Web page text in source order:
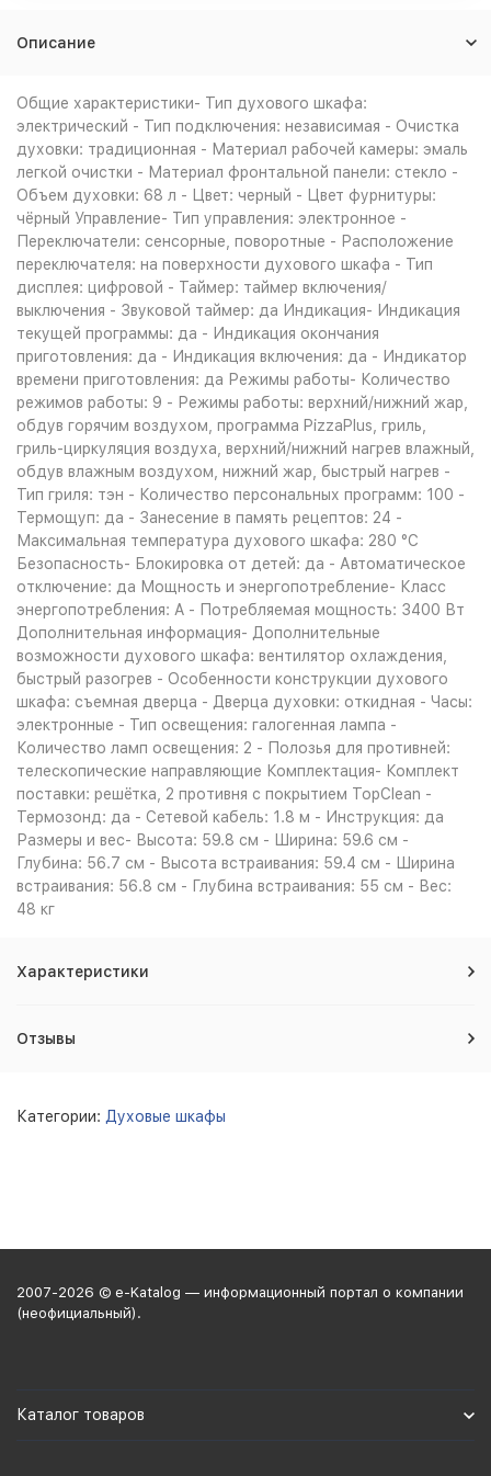
Описание
Общие характеристики- Тип духового шкафа:
электрический - Тип подключения: независимая - Очистка
духовки: традиционная - Материал рабочей камеры: эмаль
легкой очистки - Материал фронтальной панели: стекло -
Объем духовки: 68 л - Цвет: черный - Цвет фурнитуры:
чёрный Управление- Тип управления: электронное -
Переключатели: сенсорные, поворотные - Расположение
переключателя: на поверхности духового шкафа - Тип
дисплея: цифровой - Таймер: таймер включения/
выключения - Звуковой таймер: да Индикация- Индикация
текущей программы: да - Индикация окончания
приготовления: да - Индикация включения: да - Индикатор
времени приготовления: да Режимы работы- Количество
режимов работы: 9 - Режимы работы: верхний/нижний жар,
обдув горячим воздухом, программа PizzaPlus, гриль,
гриль-циркуляция воздуха, верхний/нижний нагрев влажный,
обдув влажным воздухом, нижний жар, быстрый нагрев -
Тип гриля: тэн - Количество персональных программ: 100 -
Термощуп: да - Занесение в память рецептов: 24 -
Максимальная температура духового шкафа: 280 °С
Безопасность- Блокировка от детей: да - Автоматическое
отключение: да Мощность и энергопотребление- Класс
энергопотребления: A - Потребляемая мощность: 3400 Вт
Дополнительная информация- Дополнительные
возможности духового шкафа: вентилятор охлаждения,
быстрый разогрев - Особенности конструкции духового
шкафа: съемная дверца - Дверца духовки: откидная - Часы:
электронные - Тип освещения: галогенная лампа -
Количество ламп освещения: 2 - Полозья для противней:
телескопические направляющие Комплектация- Комплект
поставки: решётка, 2 противня с покрытием TopClean -
Термозонд: да - Сетевой кабель: 1.8 м - Инструкция: да
Размеры и вес- Высота: 59.8 см - Ширина: 59.6 см -
Глубина: 56.7 см - Высота встраивания: 59.4 см - Ширина
встраивания: 56.8 см - Глубина встраивания: 55 см - Вес:
48 кг
Характеристики
Отзывы
Категории: Духовые шкафы
2007-2026 © e-Katalog — информационный портал о компании
(неофициальный).
Каталог товаров